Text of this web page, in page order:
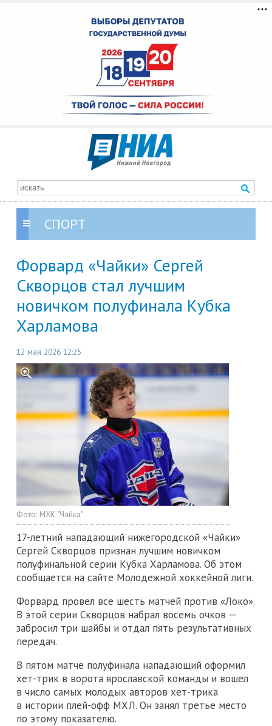
СПОРТ
Форвард «Чайки» Сергей
Скворцов стал лучшим
новичком полуфинала Кубка
Харламова
12 мая 2026 12:25
Фото: МХК "Чайка"
17-летний нападающий нижегородской «Чайки»
Сергей Скворцов признан лучшим новичком
полуфинальной серии Кубка Харламова. Об этом
сообщается на сайте Молодежной хоккейной лиги.
Форвард провел все шесть матчей против «Локо».
В этой серии Скворцов набрал восемь очков —
забросил три шайбы и отдал пять результативных
передач.
В пятом матче полуфинала нападающий оформил
хет-трик в ворота ярославской команды и вошел
в число самых молодых авторов хет-трика
в истории плей-офф МХЛ. Он занял третье место
по этому показателю.